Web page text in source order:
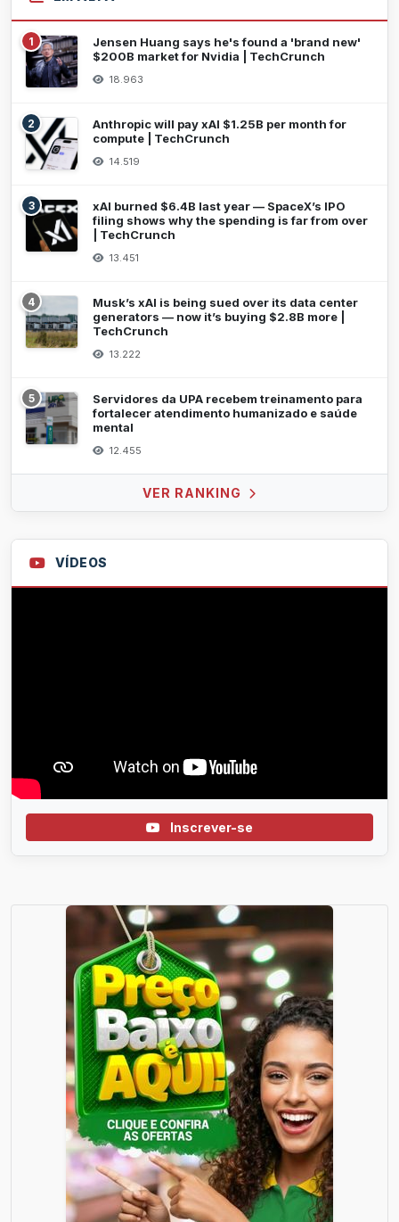
1
Jensen Huang says he's found a 'brand new'
$200B market for Nvidia | TechCrunch
18.963
2
Anthropic will pay xAI $1.25B per month for
compute | TechCrunch
14.519
3
xAI burned $6.4B last year — SpaceX’s IPO
filing shows why the spending is far from over
| TechCrunch
13.451
4
Musk’s xAI is being sued over its data center
generators — now it’s buying $2.8B more |
TechCrunch
13.222
5
Servidores da UPA recebem treinamento para
fortalecer atendimento humanizado e saúde
mental
12.455
VER RANKING
VÍDEOS
Inscrever-se